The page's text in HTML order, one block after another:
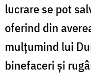
lucrare se pot
oferind din
mulțumind lui
binefaceri și